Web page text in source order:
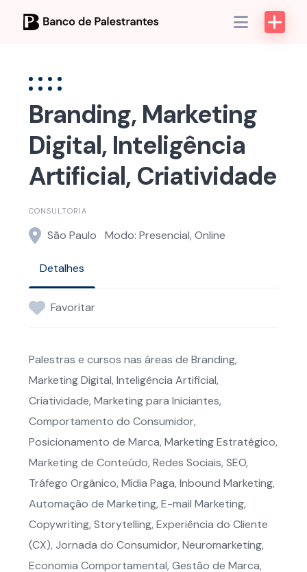
Branding, Marketing
Digital, Inteligência
Artificial, Criatividade
CONSULTORIA
São Paulo Modo: Presencial, Online
Detalhes
Favoritar
Palestras e cursos nas áreas de Branding,
Marketing Digital, Inteligência Artificial,
Criatividade, Marketing para Iniciantes,
Comportamento do Consumidor,
Posicionamento de Marca, Marketing Estratégico,
Marketing de Conteúdo, Redes Sociais, SEO,
Tráfego Orgânico, Mídia Paga, Inbound Marketing,
Automação de Marketing, E-mail Marketing,
Copywriting, Storytelling, Experiência do Cliente
(CX), Jornada do Consumidor, Neuromarketing,
Economia Comportamental, Gestão de Marca,